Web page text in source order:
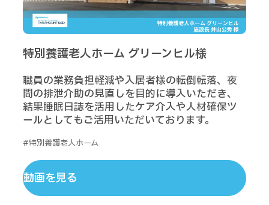
特別養護老人ホーム グリーンヒル様
職員の業務負担軽減や入居者様の転倒転落、夜
間の排泄介助の見直しを目的に導入いただき、
結果睡眠日誌を活用したケア介入や人材確保ツ
ールとしてもご活用いただいております。
#特別養護老人ホーム
動画を見る